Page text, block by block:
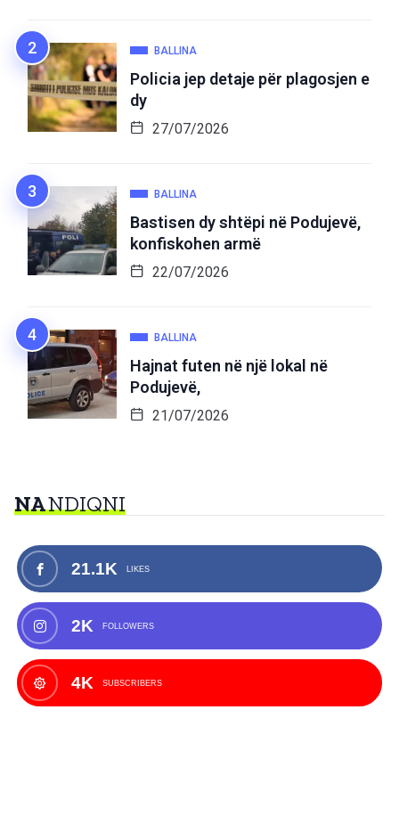
BALLINA
Policia jep detaje për plagosjen e
dy
27/07/2026
BALLINA
Bastisen dy shtëpi në Podujevë,
konfiskohen armë
22/07/2026
BALLINA
Hajnat futen në një lokal në
Podujevë,
21/07/2026
NANDIQNI
21.1K LIKES
2K FOLLOWERS
4K SUBSCRIBERS